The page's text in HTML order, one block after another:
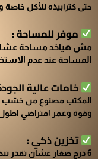
حتى كترابيذه للأكل
موفر للمساحة :
مش هياخد مساحة
المساحة عند عدم
خامات عالية
وقوة وعمر افتراضي
تخزين ذكي :
6 درج صغار عشان تقدر